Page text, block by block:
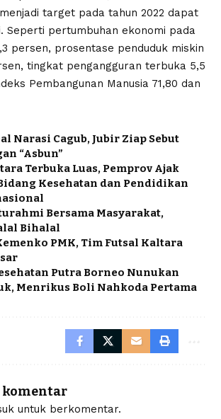
target pada tahun 2022 dapat
Seperti pertumbuhan ekonomi pada
persen, prosentase penduduk miskin
tingkat pengangguran terbuka 5,5
Pembangunan Manusia 71,80 dan
Narasi Cagub, Jubir Ziap Sebut
“Asbun”
Terbuka Luas, Pemprov Ajak
Kesehatan dan Pendidikan
Bersama Masyarakat,
Bihalal
PMK, Tim Futsal Kaltara
Putra Borneo Nunukan
Menrikus Boli Nahkoda Pertama
komentar
untuk berkomentar.